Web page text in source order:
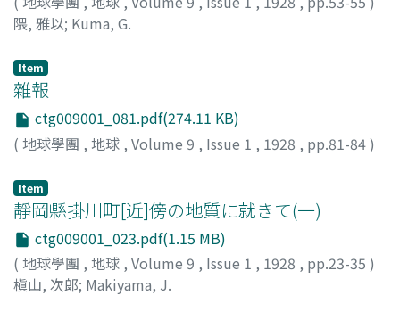
隈, 雅以; Kuma, G.
Item
雜報
ctg009001_081.pdf(274.11 KB)
( 地球學團 , 地球 , Volume 9 , Issue 1 , 1928 , pp.81-84)
Item
靜岡縣掛川町[近]傍の地質に就きて(一)
ctg009001_023.pdf(1.15 MB)
( 地球學團 , 地球 , Volume 9 , Issue 1 , 1928 , pp.23-35 )
槇山, 次郞; Makiyama, J.